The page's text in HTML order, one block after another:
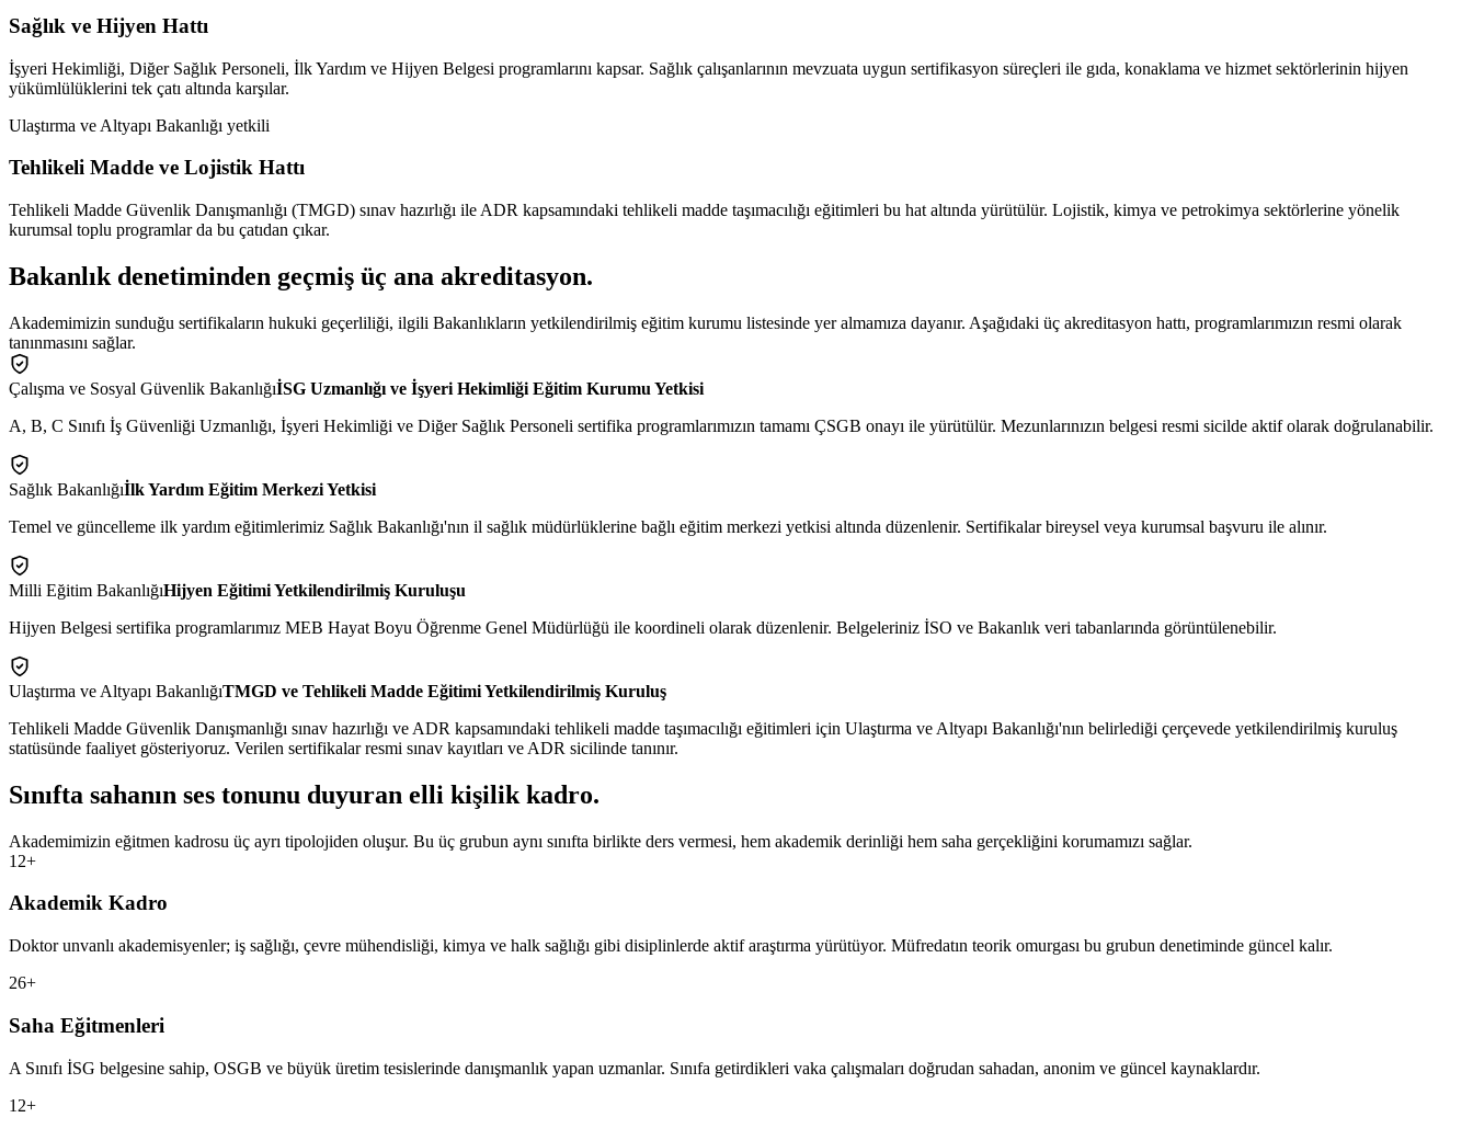
Sağlık ve Hijyen Hattı
İşyeri Hekimliği, Diğer Sağlık Personeli, İlk Yardım ve Hijyen Belgesi programlarını kapsar. Sağlık çalışanlarının mevzuata uygun sertifikasyon süreçleri ile gıda, konaklama ve hizmet sektörlerinin hijyen
yükümlülüklerini tek çatı altında karşılar.
Ulaştırma ve Altyapı Bakanlığı yetkili
Tehlikeli Madde ve Lojistik Hattı
Tehlikeli Madde Güvenlik Danışmanlığı (TMGD) sınav hazırlığı ile ADR kapsamındaki tehlikeli madde taşımacılığı eğitimleri bu hat altında yürütülür. Lojistik, kimya ve petrokimya sektörlerine yönelik
kurumsal toplu programlar da bu çatıdan çıkar.
Bakanlık denetiminden geçmiş üç ana akreditasyon.
Akademimizin sunduğu sertifikaların hukuki geçerliliği, ilgili Bakanlıkların yetkilendirilmiş eğitim kurumu listesinde yer almamıza dayanır. Aşağıdaki üç akreditasyon hattı, programlarımızın resmi olarak
tanınmasını sağlar.
Çalışma ve Sosyal Güvenlik BakanlığıİSG Uzmanlığı ve İşyeri Hekimliği Eğitim Kurumu Yetkisi
A, B, C Sınıfı İş Güvenliği Uzmanlığı, İşyeri Hekimliği ve Diğer Sağlık Personeli sertifika programlarımızın tamamı ÇSGB onayı ile yürütülür. Mezunlarınızın belgesi resmi sicilde aktif olarak doğrulanabilir.
Sağlık Bakanlığıİlk Yardım Eğitim Merkezi Yetkisi
Temel ve güncelleme ilk yardım eğitimlerimiz Sağlık Bakanlığı'nın il sağlık müdürlüklerine bağlı eğitim merkezi yetkisi altında düzenlenir. Sertifikalar bireysel veya kurumsal başvuru ile alınır.
Milli Eğitim BakanlığıHijyen Eğitimi Yetkilendirilmiş Kuruluşu
Hijyen Belgesi sertifika programlarımız MEB Hayat Boyu Öğrenme Genel Müdürlüğü ile koordineli olarak düzenlenir. Belgeleriniz İSO ve Bakanlık veri tabanlarında görüntülenebilir.
Ulaştırma ve Altyapı BakanlığıTMGD ve Tehlikeli Madde Eğitimi Yetkilendirilmiş Kuruluş
Tehlikeli Madde Güvenlik Danışmanlığı sınav hazırlığı ve ADR kapsamındaki tehlikeli madde taşımacılığı eğitimleri için Ulaştırma ve Altyapı Bakanlığı'nın belirlediği çerçevede yetkilendirilmiş kuruluş
statüsünde faaliyet gösteriyoruz. Verilen sertifikalar resmi sınav kayıtları ve ADR sicilinde tanınır.
Sınıfta sahanın ses tonunu duyuran elli kişilik kadro.
Akademimizin eğitmen kadrosu üç ayrı tipolojiden oluşur. Bu üç grubun aynı sınıfta birlikte ders vermesi, hem akademik derinliği hem saha gerçekliğini korumamızı sağlar.
12+
Akademik Kadro
Doktor unvanlı akademisyenler; iş sağlığı, çevre mühendisliği, kimya ve halk sağlığı gibi disiplinlerde aktif araştırma yürütüyor. Müfredatın teorik omurgası bu grubun denetiminde güncel kalır.
26+
Saha Eğitmenleri
A Sınıfı İSG belgesine sahip, OSGB ve büyük üretim tesislerinde danışmanlık yapan uzmanlar. Sınıfa getirdikleri vaka çalışmaları doğrudan sahadan, anonim ve güncel kaynaklardır.
12+